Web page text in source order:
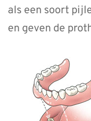
als een soort
en geven de